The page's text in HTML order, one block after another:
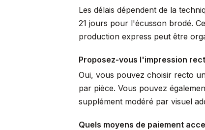
Les délais dépendent de la
21 jours pour l'écusson brodé.
production express peut être
Proposez-vous l'impression
Oui, vous pouvez choisir recto
par pièce. Vous pouvez
supplément modéré par visuel
Quels moyens de paiement